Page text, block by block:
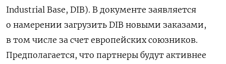
Industrial Base, DIB). В документе заявляется
о намерении загрузить DIB новыми заказами,
в том числе за счет европейских союзников.
Предполагается, что партнеры будут активнее